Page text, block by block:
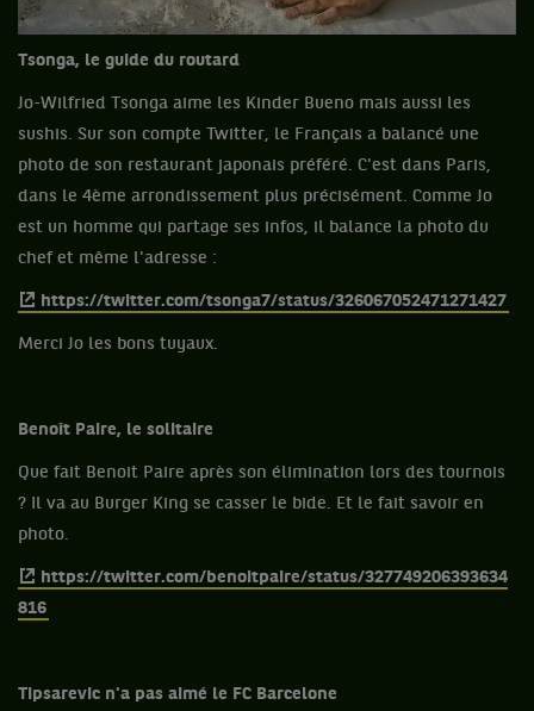
Tsonga, le guide du routard
Jo-Wilfried Tsonga aime les Kinder Bueno mais aussi les
sushis. Sur son compte Twitter, le Français a balancé une
photo de son restaurant japonais préféré. C'est dans Paris,
dans le 4ème arrondissement plus précisément. Comme Jo
est un homme qui partage ses infos, il balance la photo du
chef et même l'adresse :
https://twitter.com/tsonga7/status/326067052471271427
Merci Jo les bons tuyaux.
Benoît Paire, le solitaire
Que fait Benoit Paire après son élimination lors des tournois
? Il va au Burger King se casser le bide. Et le fait savoir en
photo.
https://twitter.com/benoitpaire/status/327749206393634
816
Tipsarevic n'a pas aimé le FC Barcelone